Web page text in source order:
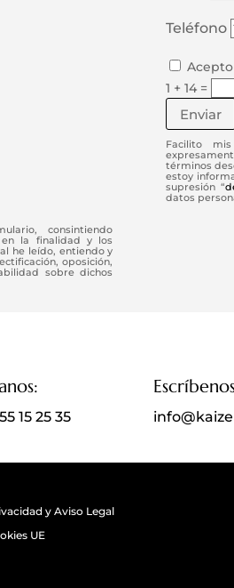
consintiendo
la finalidad y los
he leído, entiendo y
oposición,
sobre dichos
Teléfono
1 + 14=
Enviar
Facilito
términos
estoy
supresión “
datos
15 25 35
y Aviso Legal
UE